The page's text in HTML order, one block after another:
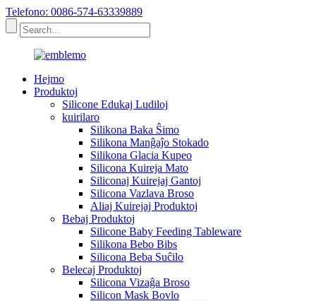
Telefono: 0086-574-63339889
Hejmo
Produktoj
Silicone Edukaj Ludiloj
kuirilaro
Silikona Baka Ŝimo
Silikona Manĝaĵo Stokado
Silikona Glacia Kupeo
Silicona Kuireja Mato
Siliconaj Kuirejaj Gantoj
Silicona Vazlava Broso
Aliaj Kuirejaj Produktoj
Bebaj Produktoj
Silicone Baby Feeding Tableware
Silikona Bebo Bibs
Silicona Beba Suĉilo
Belecaj Produktoj
Silicona Vizaĝa Broso
Silicon Mask Bovlo